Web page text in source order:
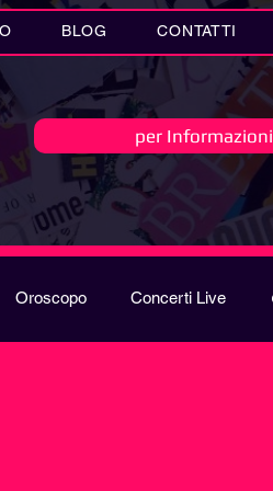
BLOG CONTATTI
per Informazioni
Oroscopo Concerti Live